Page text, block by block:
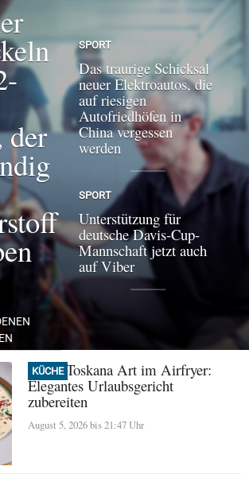
der
SPORT
Das traurige Schicksal
neuer Elektroautos, die
auf riesigen
Autofriedhöfen in
China vergessen
werden
SPORT
Unterstützung für
deutsche Davis-Cup-
Mannschaft jetzt auch
auf Viber
KÜCHE
Lachs Toskana Art im Airfryer:
Elegantes Urlaubsgericht
zubereiten
August 5, 2026 bis 21:47 Uhr